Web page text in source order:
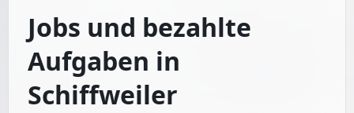
Jobs und bezahlte
Aufgaben in
Schiffweiler